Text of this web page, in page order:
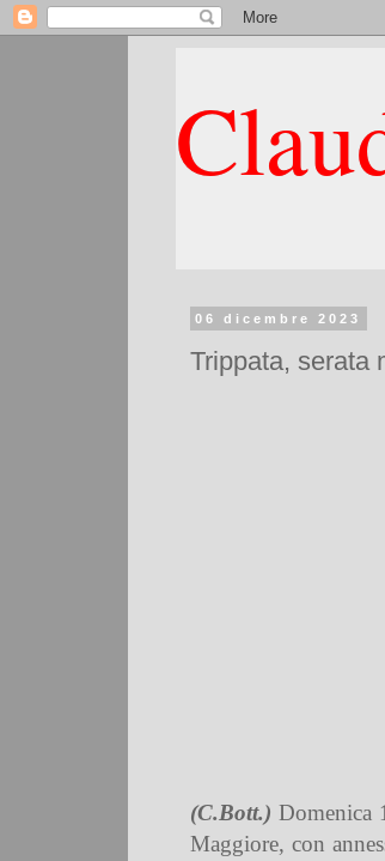
06 dicembre 2023
Trippata, serata
(C.Bott.) Domenica
Maggiore, con